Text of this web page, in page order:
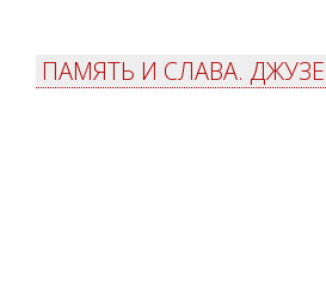
ПАМЯТЬ И СЛАВА.